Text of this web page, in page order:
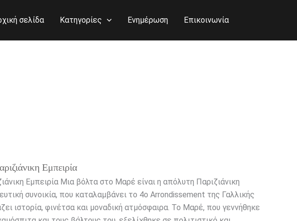
σελίδα Κατηγορίες Ενημέρωση Επικοινωνία
Εμπειρία
Εμπειρία Μια βόλτα στο Μαρέ είναι η απόλυτη Παριζιάνικη
συνοικία, που καταλαμβάνει το 4ο Arrondissement της Γαλλικής
ιστορία, φινέτσα και μοναδική ατμόσφαιρα. Το Μαρέ, που γεννήθηκε